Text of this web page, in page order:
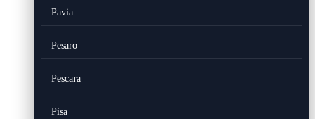
Pavia
Pesaro
Pescara
Pisa